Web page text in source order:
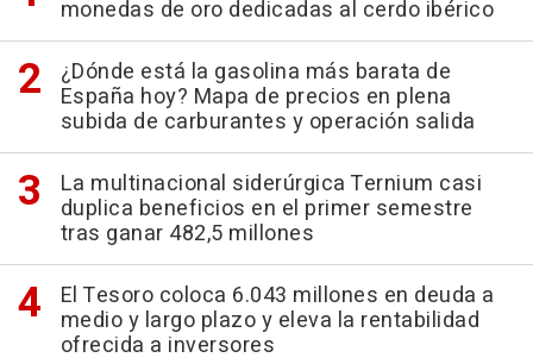
monedas de oro dedicadas al cerdo ibérico
¿Dónde está la gasolina más barata de
España hoy? Mapa de precios en plena
subida de carburantes y operación salida
La multinacional siderúrgica Ternium casi
duplica beneficios en el primer semestre
tras ganar 482,5 millones
El Tesoro coloca 6.043 millones en deuda a
medio y largo plazo y eleva la rentabilidad
ofrecida a inversores